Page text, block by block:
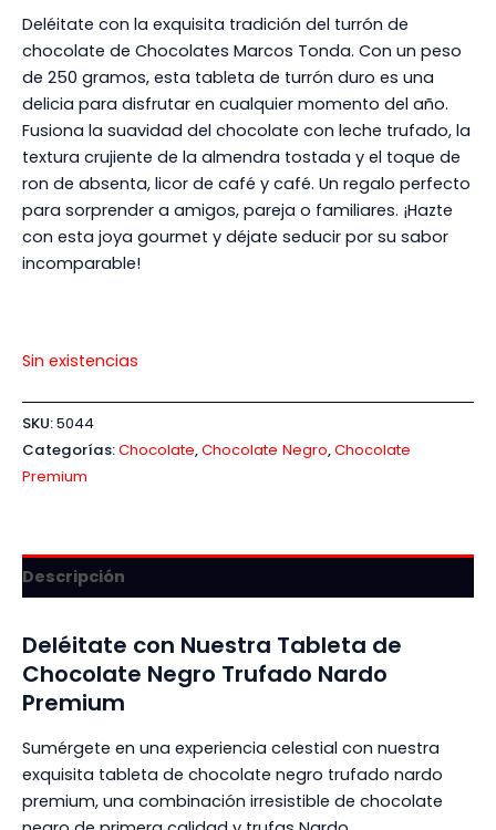
Deléitate con la exquisita tradición del turrón de
chocolate de Chocolates Marcos Tonda. Con un peso
de 250 gramos, esta tableta de turrón duro es una
delicia para disfrutar en cualquier momento del año.
Fusiona la suavidad del chocolate con leche trufado, la
textura crujiente de la almendra tostada y el toque de
ron de absenta, licor de café y café. Un regalo perfecto
para sorprender a amigos, pareja o familiares. ¡Hazte
con esta joya gourmet y déjate seducir por su sabor
incomparable!
Sin existencias
SKU:5044
Categorías:Chocolate,Chocolate Negro,Chocolate
Premium
Descripción
Deléitate con Nuestra Tableta de
Chocolate Negro Trufado Nardo
Premium
Sumérgete en una experiencia celestial con nuestra
exquisita tableta de chocolate negro trufado nardo
premium, una combinación irresistible de chocolate